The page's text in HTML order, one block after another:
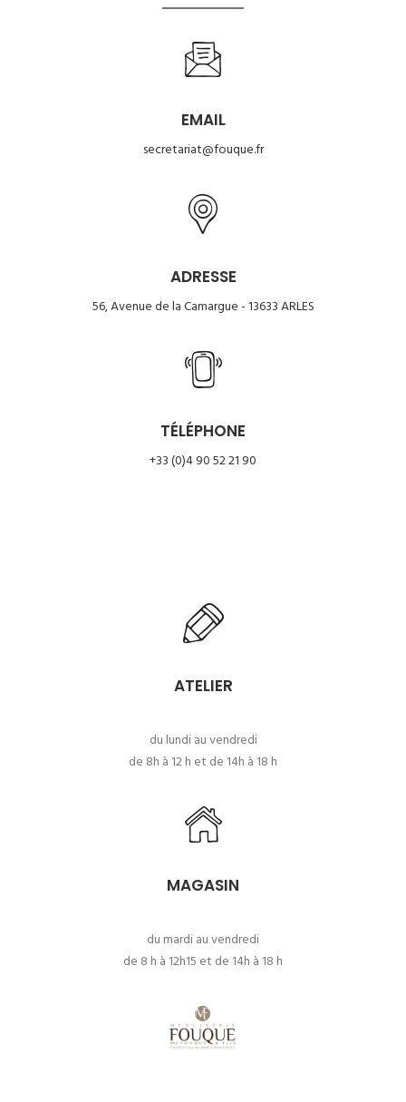
EMAIL
secretariat@fouque.fr
ADRESSE
56, Avenue de la Camargue - 13633 ARLES
TÉLÉPHONE
+33 (0)4 90 52 21 90
ATELIER
du lundi au vendredi
de 8h à 12 h et de 14h à 18 h
MAGASIN
du mardi au vendredi
de 8 h à 12h15 et de 14h à 18 h